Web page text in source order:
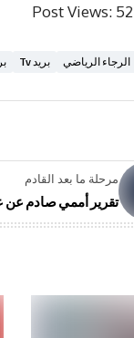
Post Views: 52
الرجاء الرياضي بريد Tv
مرحلة ما بعد القادم
تقرير أممي صادم عن